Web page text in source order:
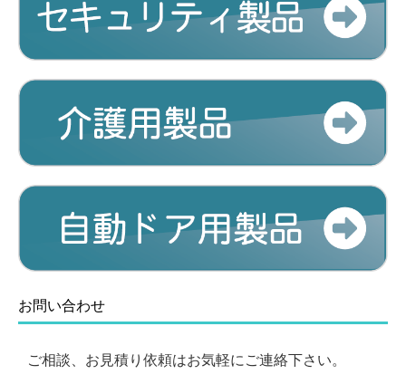
お問い合わせ
ご相談、お見積り依頼はお気軽にご連絡下さい。